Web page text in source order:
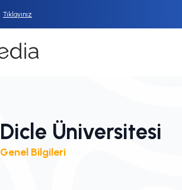
Tıklayınız
Dicle Üniversitesi
Genel Bilgileri